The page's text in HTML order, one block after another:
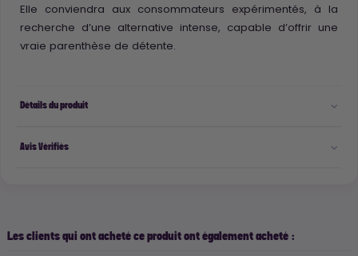
Elle conviendra aux consommateurs expérimentés, à la
recherche d’une alternative intense, capable d’offrir une
vraie parenthèse de détente.
Détails du produit
Avis Vérifiés
Les clients qui ont acheté ce produit ont également acheté :